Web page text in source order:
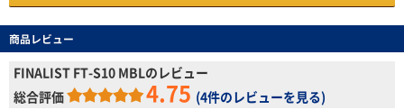
商品レビュー
FINALIST FT-S10 MBLのレビュー
総合評価
4.75 (4件のレビューを見る)